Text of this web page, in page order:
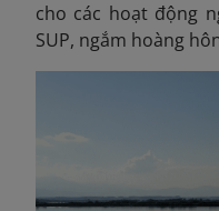
cho các hoạt động
SUP, ngắm hoàng